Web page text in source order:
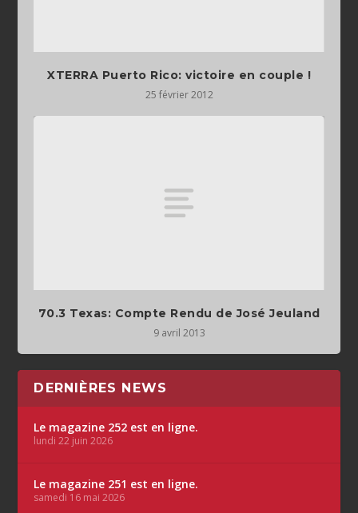
XTERRA Puerto Rico: victoire en couple !
25 février 2012
70.3 Texas: Compte Rendu de José Jeuland
9 avril 2013
DERNIÈRES NEWS
Le magazine 252 est en ligne.
lundi 22 juin 2026
Le magazine 251 est en ligne.
samedi 16 mai 2026